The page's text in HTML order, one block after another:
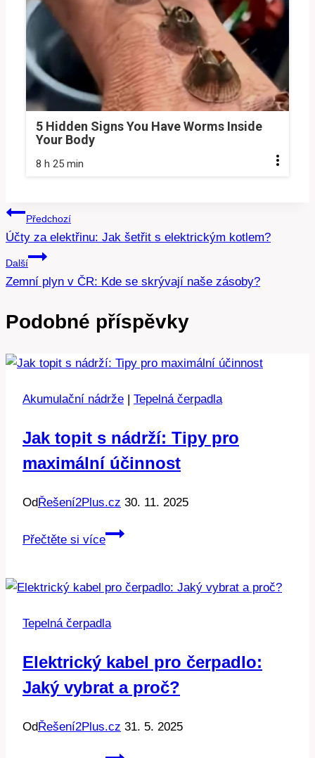
5 Hidden Signs You Have Worms Inside
Your Body
8 h 25 min
Navigace
pro
příspěvek
Předchozí
Účty za elektřinu: Jak šetřit s elektrickým kotlem?
Další
Zemní plyn v ČR: Kde se skrývají naše zásoby?
Podobné příspěvky
Akumulační nádrže | Tepelná čerpadla
Jak topit s nádrží: Tipy pro
maximální účinnost
OdŘešení2Plus.cz 30. 11. 2025
Přečtěte si více
Jak
nádrží:
pro
účinnost
Tepelná čerpadla
Elektrický kabel pro čerpadlo:
Jaký vybrat a proč?
OdŘešení2Plus.cz 31. 5. 2025